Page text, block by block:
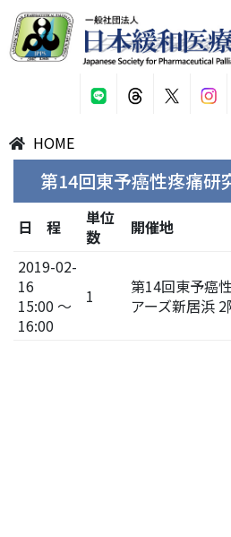
HOME
第14回東予癌性疼痛研
日 程
単位
数
開催地
2019-02-
16
15:00 ～
16:00
1
第14回東予癌
アーズ新居浜